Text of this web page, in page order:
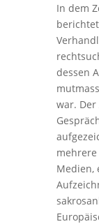
In dem
dessen
war.
Medien,